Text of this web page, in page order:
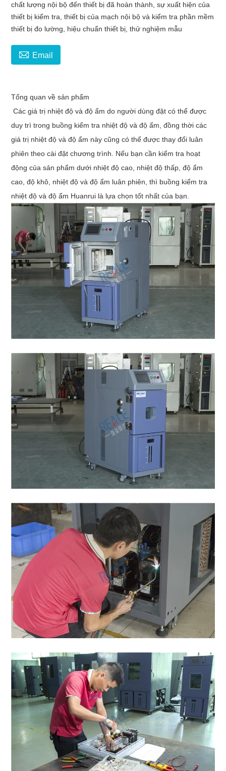
chất lượng nội bộ đến thiết bị đã hoàn thành, sự xuất hiện của
thiết bị kiểm tra, thiết bị của mạch nội bộ và kiểm tra phần mềm
thiết bị đo lường, hiệu chuẩn thiết bị, thử nghiệm mẫu
 Email
Tổng quan về sản phẩm
Các giá trị nhiệt độ và độ ẩm do người dùng đặt có thể được
duy trì trong buồng kiểm tra nhiệt độ và độ ẩm, đồng thời các
giá trị nhiệt độ và độ ẩm này cũng có thể được thay đổi luân
phiên theo cài đặt chương trình. Nếu bạn cần kiểm tra hoạt
động của sản phẩm dưới nhiệt độ cao, nhiệt độ thấp, độ ẩm
cao, độ khô, nhiệt độ và độ ẩm luân phiên, thì buồng kiểm tra
nhiệt độ và độ ẩm Huanrui là lựa chọn tốt nhất của bạn.